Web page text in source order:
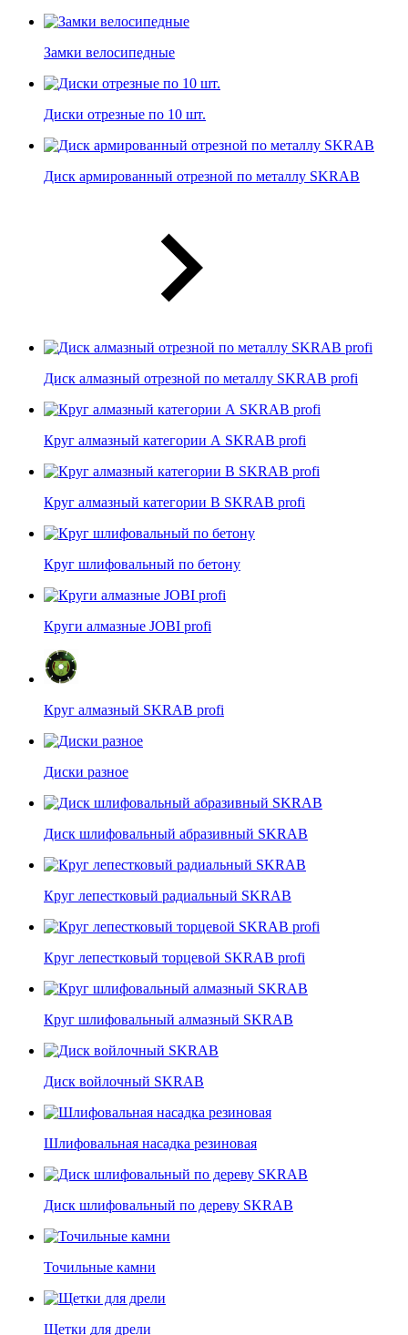
Замки велосипедные
Диски отрезные по 10 шт.
Диск армированный отрезной по металлу SKRAB
Диск алмазный отрезной по металлу SKRAB profi
Круг алмазный категории А SKRAB profi
Круг алмазный категории В SKRAB profi
Круг шлифовальный по бетону
Круги алмазные JOBI profi
Круг алмазный SKRAB profi
Диски разное
Диск шлифовальный абразивный SKRAB
Круг лепестковый радиальный SKRAB
Круг лепестковый торцевой SKRAB profi
Круг шлифовальный алмазный SKRAB
Диск войлочный SKRAB
Шлифовальная насадка резиновая
Диск шлифовальный по дереву SKRAB
Точильные камни
Щетки для дрели